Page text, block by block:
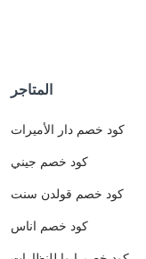
المتاجر
كود خصم دار الأميرات
كود خصم جيني
كود خصم قولدن سنت
كود خصم اناس